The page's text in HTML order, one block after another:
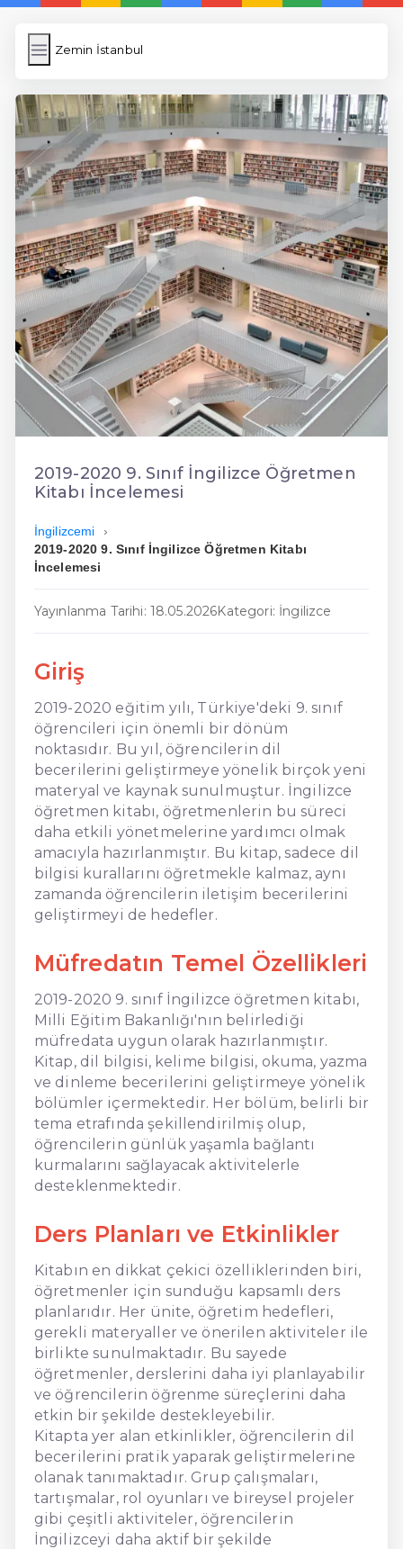
Zemin İstanbul
Zemin İstanbul
Resim Yükle
Wordpress Cache
Anasayfa
5 Günde İngilizce
İngilizce
Dil Eğitimi
En Hızlı İngilizce
En Kolay İngilizce
En Ucuz İngilizce
En Uygun İngilizce
2019-2020 9. Sınıf İngilizce Öğretmen
Kitabı İncelemesi
İngilizcemi
2019-2020 9. Sınıf İngilizce Öğretmen Kitabı
İncelemesi
Yayınlanma Tarihi: 18.05.2026Kategori: İngilizce
Giriş
2019-2020 eğitim yılı, Türkiye'deki 9. sınıf
öğrencileri için önemli bir dönüm
noktasıdır. Bu yıl, öğrencilerin dil
becerilerini geliştirmeye yönelik birçok yeni
materyal ve kaynak sunulmuştur. İngilizce
öğretmen kitabı, öğretmenlerin bu süreci
daha etkili yönetmelerine yardımcı olmak
amacıyla hazırlanmıştır. Bu kitap, sadece dil
bilgisi kurallarını öğretmekle kalmaz, aynı
zamanda öğrencilerin iletişim becerilerini
geliştirmeyi de hedefler.
Müfredatın Temel Özellikleri
2019-2020 9. sınıf İngilizce öğretmen kitabı,
Milli Eğitim Bakanlığı'nın belirlediği
müfredata uygun olarak hazırlanmıştır.
Kitap, dil bilgisi, kelime bilgisi, okuma, yazma
ve dinleme becerilerini geliştirmeye yönelik
bölümler içermektedir. Her bölüm, belirli bir
tema etrafında şekillendirilmiş olup,
öğrencilerin günlük yaşamla bağlantı
kurmalarını sağlayacak aktivitelerle
desteklenmektedir.
Ders Planları ve Etkinlikler
Kitabın en dikkat çekici özelliklerinden biri,
öğretmenler için sunduğu kapsamlı ders
planlarıdır. Her ünite, öğretim hedefleri,
gerekli materyaller ve önerilen aktiviteler ile
birlikte sunulmaktadır. Bu sayede
öğretmenler, derslerini daha iyi planlayabilir
ve öğrencilerin öğrenme süreçlerini daha
etkin bir şekilde destekleyebilir.
Kitapta yer alan etkinlikler, öğrencilerin dil
becerilerini pratik yaparak geliştirmelerine
olanak tanımaktadır. Grup çalışmaları,
tartışmalar, rol oyunları ve bireysel projeler
gibi çeşitli aktiviteler, öğrencilerin
İngilizceyi daha aktif bir şekilde